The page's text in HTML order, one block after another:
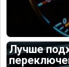
Лучше